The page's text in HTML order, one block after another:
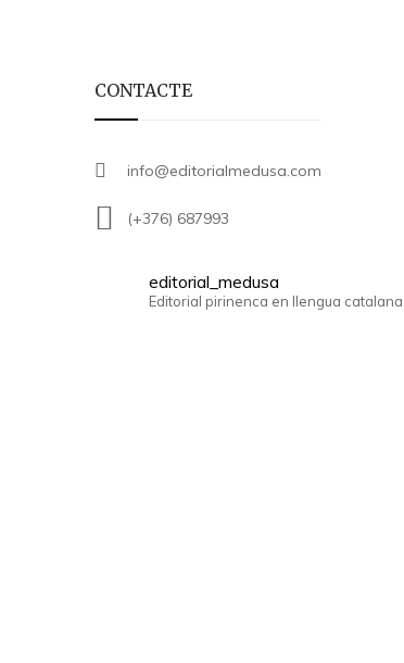
CONTACTE
info@editorialmedusa.com
(+376) 687993
editorial_medusa
Editorial pirinenca en llengua